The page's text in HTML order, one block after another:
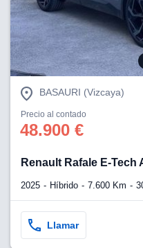
a la web
ya
que nos
en el sitio
para
mismo.
más
nuestra
y
CONFIGURACIÓN
RECHAZAR
BASAURI (Vizcaya)
Precio al contado
48.900 €
Renault Rafale E-Tech
2025 Híbrido 7.600 Km
Llamar